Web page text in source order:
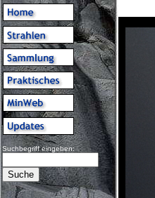
Suchbegriff eingeben: